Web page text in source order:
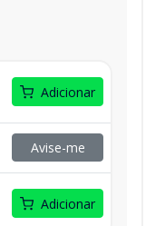
Adicionar
Avise-me
Adicionar